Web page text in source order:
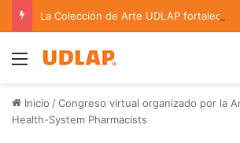
Menu
Inicio /Congreso virtual organizado por la
Health-System Pharmacists